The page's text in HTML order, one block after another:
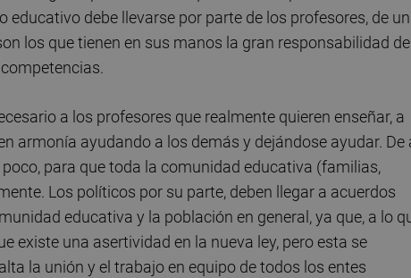
debe llevarse por parte de los profesores, de
los que tienen en sus manos la gran responsabilidad de
a los profesores que realmente quieren enseñar, a
armonía ayudando a los demás y dejándose ayudar. De
para que toda la comunidad educativa (familias,
Los políticos por su parte, deben llegar a acuerdos
educativa y la población en general, ya que, a lo
existe una asertividad en la nueva ley, pero esta se
la unión y el trabajo en equipo de todos los entes